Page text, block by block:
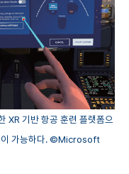
XR 기반 항공 훈련 플랫폼으
이 가능하다. ©Microsoft